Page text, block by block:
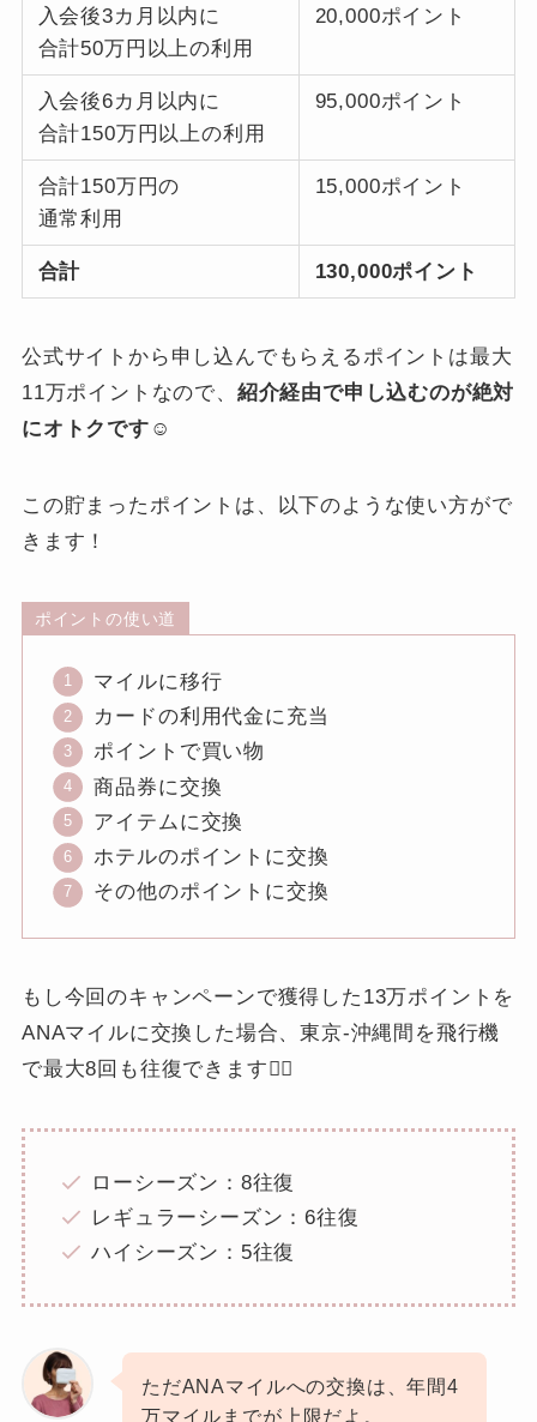
入会後3カ月以内に
合計50万円以上の利用
20,000ポイント
入会後6カ月以内に
合計150万円以上の利用
95,000ポイント
合計150万円の
通常利用
15,000ポイント
合計 130,000ポイント
公式サイトから申し込んでもらえるポイントは最大
11万ポイントなので、 紹介経由で申し込むのが絶対
にオトクです☺️
この貯まったポイントは、以下のような使い方がで
きます！
ポイントの使い道
マイルに移行
カードの利用代金に充当
ポイントで買い物
商品券に交換
アイテムに交換
ホテルのポイントに交換
その他のポイントに交換
もし今回のキャンペーンで獲得した13万ポイントを
ANAマイルに交換した場合、東京-沖縄間を飛行機
で最大8回も往復できます🙆‍♀️
ローシーズン：8往復
レギュラーシーズン：6往復
ハイシーズン：5往復
ただANAマイルへの交換は、年間4
万マイルまでが上限だよ。